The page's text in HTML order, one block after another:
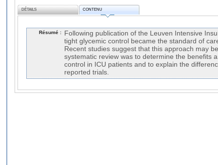
DÉTAILS CONTENU
Résumé :
Following publication of the Leuven Intensive
tight glycemic control became the standard of
Recent studies suggest that this approach may
systematic review was to determine the benefits
control in ICU patients and to explain the
reported trials.